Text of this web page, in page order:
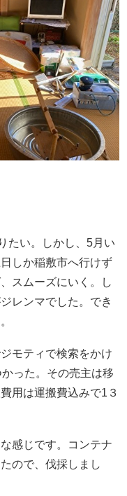
たい。しかし、5月い
しか稲敷市へ行けず
スムーズにいく。し
レンマでした。でき
モティで検索をかけ
った。その売主は移
用は運搬費込みで1３
感じです。コンテナ
ので、伐採しまし